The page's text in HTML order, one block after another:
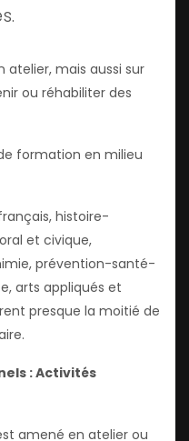
mais aussi sur
ou réhabiliter des
formation en milieu
histoire-
et civique,
prévention-santé-
arts appliqués et
presque la moitié de
: Activités
est amené en atelier ou